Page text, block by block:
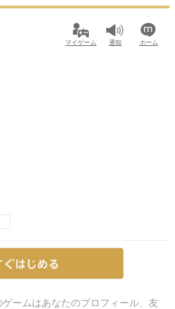
マイゲーム 通知 ホーム
ームはあなたのプロフィール、友